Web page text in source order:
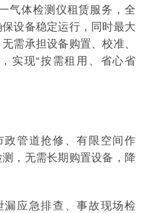
气体检测仪租赁服务，全
设备稳定运行，同时最大
需承担设备购置、校准、
实现“按需租用、省心省
管道抢修、有限空间作
，无需长期购置设备，降
应急排查、事故现场检